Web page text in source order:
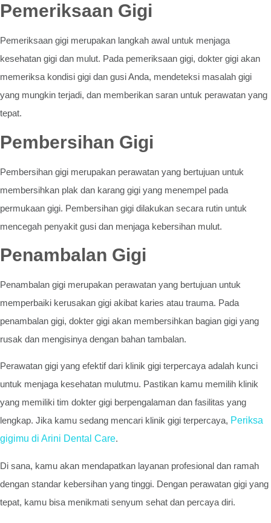
Pemeriksaan Gigi
Pemeriksaan gigi merupakan langkah awal untuk menjaga
kesehatan gigi dan mulut. Pada pemeriksaan gigi, dokter gigi akan
memeriksa kondisi gigi dan gusi Anda, mendeteksi masalah gigi
yang mungkin terjadi, dan memberikan saran untuk perawatan yang
tepat.
Pembersihan Gigi
Pembersihan gigi merupakan perawatan yang bertujuan untuk
membersihkan plak dan karang gigi yang menempel pada
permukaan gigi. Pembersihan gigi dilakukan secara rutin untuk
mencegah penyakit gusi dan menjaga kebersihan mulut.
Penambalan Gigi
Penambalan gigi merupakan perawatan yang bertujuan untuk
memperbaiki kerusakan gigi akibat karies atau trauma. Pada
penambalan gigi, dokter gigi akan membersihkan bagian gigi yang
rusak dan mengisinya dengan bahan tambalan.
Perawatan gigi yang efektif dari klinik gigi terpercaya adalah kunci
untuk menjaga kesehatan mulutmu. Pastikan kamu memilih klinik
yang memiliki tim dokter gigi berpengalaman dan fasilitas yang
lengkap. Jika kamu sedang mencari klinik gigi terpercaya, Periksa
gigimu di Arini Dental Care.
Di sana, kamu akan mendapatkan layanan profesional dan ramah
dengan standar kebersihan yang tinggi. Dengan perawatan gigi yang
tepat, kamu bisa menikmati senyum sehat dan percaya diri.